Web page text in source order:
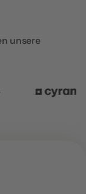
unsere